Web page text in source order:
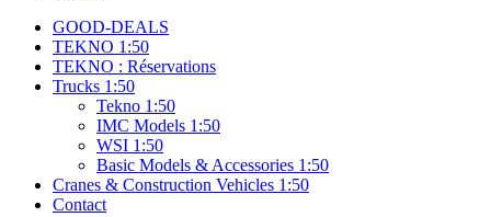
GOOD-DEALS
TEKNO 1:50
TEKNO : Réservations
Trucks 1:50
Tekno 1:50
IMC Models 1:50
WSI 1:50
Basic Models & Accessories 1:50
Cranes & Construction Vehicles 1:50
Contact